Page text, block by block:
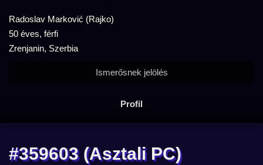
Radoslav Marković (Rajko)
50 éves, férfi
Zrenjanin, Szerbia
Profil
Ismerősnek jelölés
#359603 (Asztali PC)